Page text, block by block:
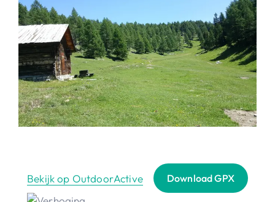
Bekijk op OutdoorActive Download GPX